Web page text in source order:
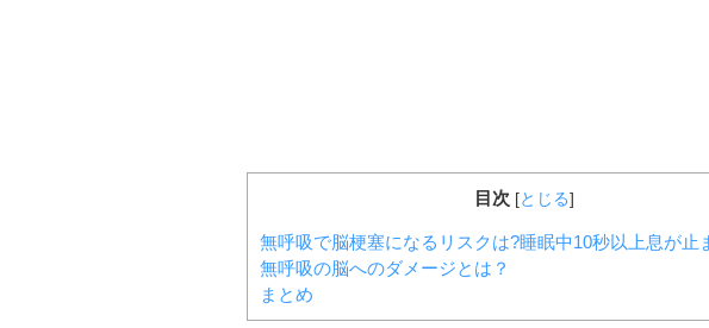
目次 [とじる]
無呼吸で脳梗塞になるリスクは?睡眠中10秒以上息が止
無呼吸の脳へのダメージとは？
まとめ